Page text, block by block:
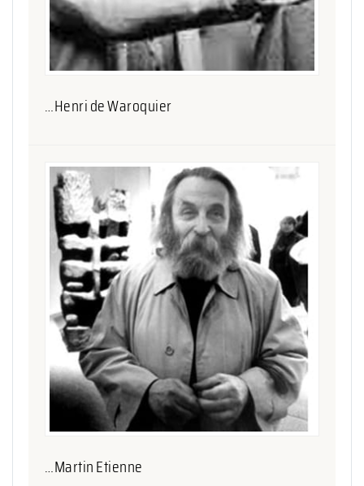
…Henri de Waroquier
…Martin Etienne